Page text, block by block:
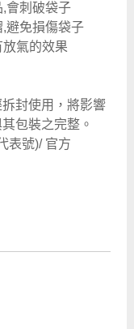
會刺破袋子
避免損傷袋子
氣的效果
封使用，將影響
包裝之完整。
表號)/ 官方